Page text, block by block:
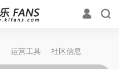
运营工具 社区信息